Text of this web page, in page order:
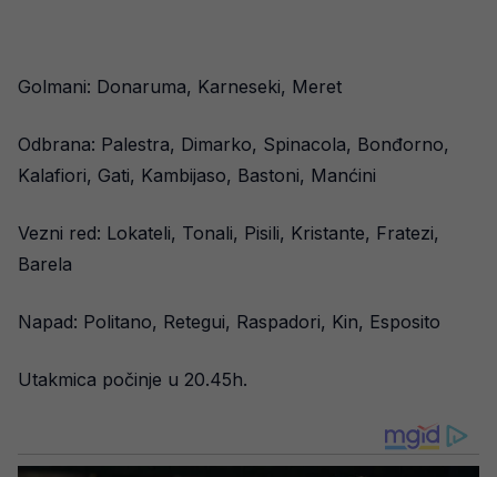
Golmani: Donaruma, Karneseki, Meret
Odbrana: Palestra, Dimarko, Spinacola, Bonđorno,
Kalafiori, Gati, Kambijaso, Bastoni, Manćini
Vezni red: Lokateli, Tonali, Pisili, Kristante, Fratezi,
Barela
Napad: Politano, Retegui, Raspadori, Kin, Esposito
Utakmica počinje u 20.45h.